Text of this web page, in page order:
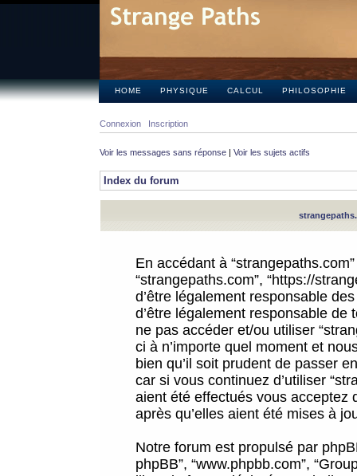
HOME PHYSIQUE CALCUL PHILOSOPHIE
Connexion Inscription
Voir les messages sans réponse | Voir les sujets actifs
Index du forum
En accédant à
“strangepaths.com”, “https://
d’être légalement responsable
d’être légalement responsable
ne pas accéder et/ou utiliser
ci à n’importe quel moment et
bien qu’il soit prudent de passer
car si vous continuez d’utiliser
aient été effectués vous acceptez
après qu’elles aient été mises à
Notre forum est propulsé par
phpBB”, “www.phpbb.com”,